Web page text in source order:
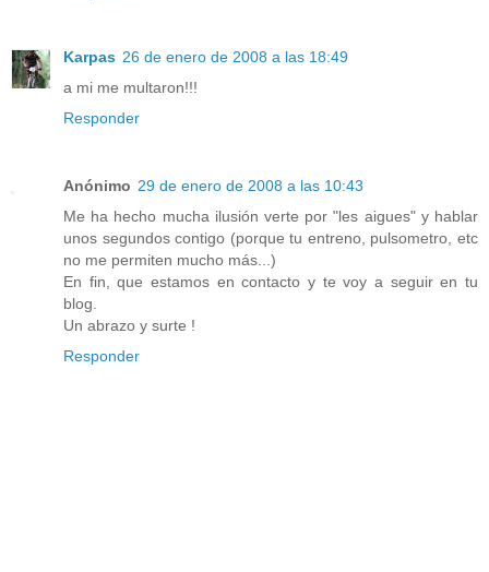
Karpas 26 de enero de 2008 a las 18:49
a mi me multaron!!!
Responder
Anónimo 29 de enero de 2008 a las 10:43
Me ha hecho mucha ilusión verte por "les aigues" y hablar
unos segundos contigo (porque tu entreno, pulsometro, etc
no me permiten mucho más...)
En fin, que estamos en contacto y te voy a seguir en tu
blog.
Un abrazo y surte !
Responder